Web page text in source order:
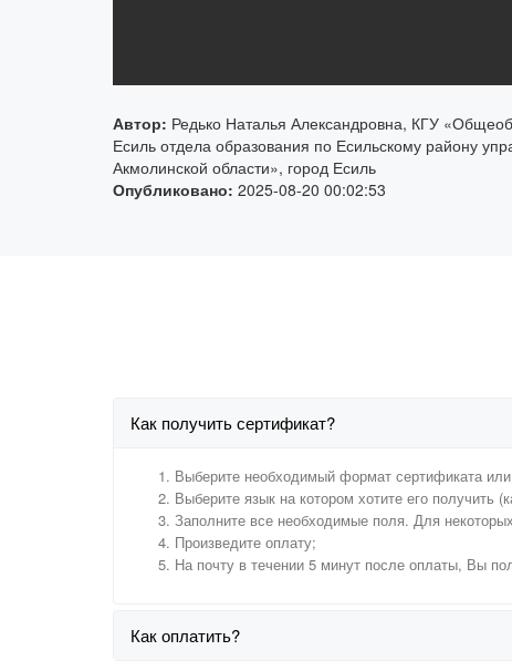
Автор: Редько Наталья Александровна, КГУ
Есиль отдела образования по Есильскому району
Акмолинской области», город Есиль
Опубликовано: 2025-08-20 00:02:53
Как получить сертификат?
Выберите необходимый формат сертификата или
Выберите язык на котором хотите его получить
Заполните все необходимые поля. Для
Произведите оплату;
На почту в течении 5 минут после оплаты, Вы
Как оплатить?